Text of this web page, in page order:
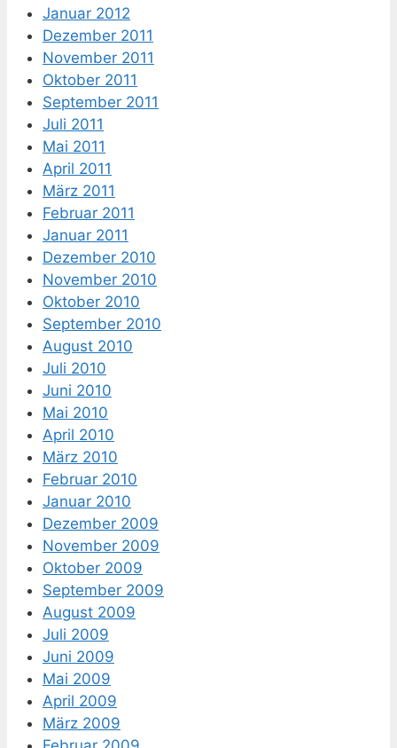
Januar 2012
Dezember 2011
November 2011
Oktober 2011
September 2011
Juli 2011
Mai 2011
April 2011
März 2011
Februar 2011
Januar 2011
Dezember 2010
November 2010
Oktober 2010
September 2010
August 2010
Juli 2010
Juni 2010
Mai 2010
April 2010
März 2010
Februar 2010
Januar 2010
Dezember 2009
November 2009
Oktober 2009
September 2009
August 2009
Juli 2009
Juni 2009
Mai 2009
April 2009
März 2009